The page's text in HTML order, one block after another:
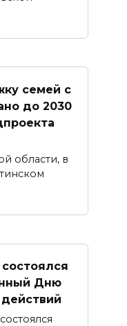
семей с
до 2030
области, в
Дню